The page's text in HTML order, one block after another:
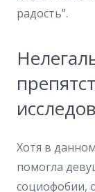
радость”.
Хотя в
помогла
социофобии,